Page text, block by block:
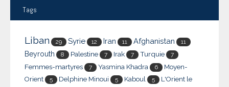
Tags
Liban 29 Syrie 12 Iran 11 Afghanistan 11
Beyrouth 8 Palestine 7 Irak 7 Turquie 7
Femmes-martyres 7 Yasmina Khadra 6
Moyen-
Orient
5 Delphine Minoui 5 Kaboul 5
L'Orient le